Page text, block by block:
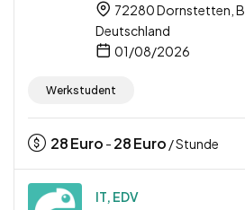
72280 Dornstetten,
Deutschland
01/08/2026
Werkstudent
28Euro - 28Euro / Stunde
IT, EDV